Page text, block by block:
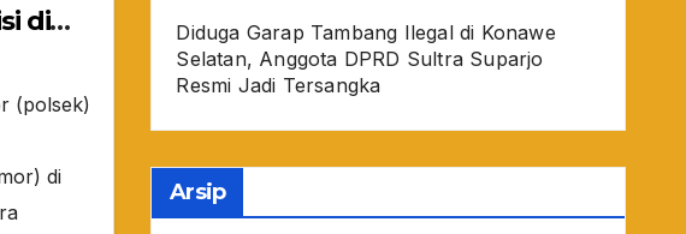
di
(polsek)
di
Diduga Garap Tambang Ilegal di Konawe
Selatan, Anggota DPRD Sultra Suparjo
Resmi Jadi Tersangka
Arsip